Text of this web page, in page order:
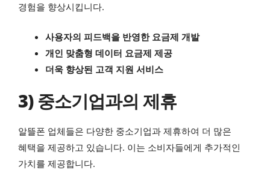
경험을 향상시킵니다.
사용자의 피드백을 반영한 요금제 개발
개인 맞춤형 데이터 요금제 제공
더욱 향상된 고객 지원 서비스
3) 중소기업과의 제휴
알뜰폰 업체들은 다양한 중소기업과 제휴하여 더 많은
혜택을 제공하고 있습니다. 이는 소비자들에게 추가적인
가치를 제공합니다.